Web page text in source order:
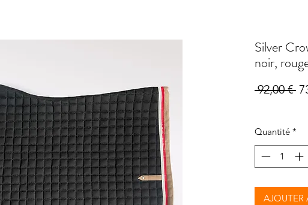
Silver
noir,
92,00 €
Quantité *
AJOUTER